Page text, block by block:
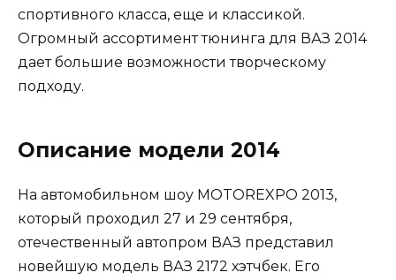
спортивного класса, еще и классикой.
Огромный ассортимент тюнинга для ВАЗ 2014
дает большие возможности творческому
подходу.
Описание модели 2014
На автомобильном шоу MOTOREXPO 2013,
который проходил 27 и 29 сентября,
отечественный автопром ВАЗ представил
новейшую модель ВАЗ 2172 хэтчбек. Его